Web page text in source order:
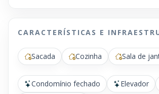
CARACTERÍSTICAS E
Sacada Cozinha Sala de
Condomínio fechado Elevador